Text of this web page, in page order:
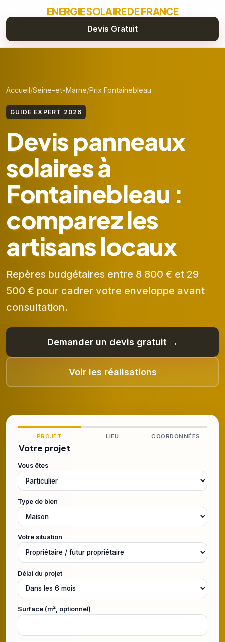
ENERGIE SOLAIRE DE FRANCE
Devis Gratuit
Accueil Seine-et-Marne Prix Fontainebleau
GUIDE EXPERT 2026
Devis panneaux
solaires à
Fontainebleau :
comparez les
artisans locaux
Repères budgétaires entre 8 800 € et 29
500 € pour cadrer votre enveloppe avant
consultation.
Demander un devis gratuit →
Voir les réalisations
PROJET LIEU COORDONNÉES
Votre projet
Vous êtes
Type de bien
Votre situation
Délai du projet
Surface (m², optionnel)